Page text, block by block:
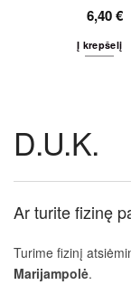
6,40€
Į krepšelį
D.U.K.
Ar turite fizinę
Turime fizinį
Marijampolė.